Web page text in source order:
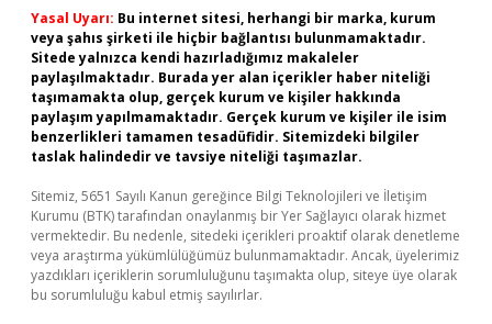
Yasal Uyarı: Bu internet sitesi, herhangi bir marka, kurum
veya şahıs şirketi ile hiçbir bağlantısı bulunmamaktadır.
Sitede yalnızca kendi hazırladığımız makaleler
paylaşılmaktadır. Burada yer alan içerikler haber niteliği
taşımamakta olup, gerçek kurum ve kişiler hakkında
paylaşım yapılmamaktadır. Gerçek kurum ve kişiler ile isim
benzerlikleri tamamen tesadüfidir. Sitemizdeki bilgiler
taslak halindedir ve tavsiye niteliği taşımazlar.
Sitemiz, 5651 Sayılı Kanun gereğince Bilgi Teknolojileri ve İletişim
Kurumu (BTK) tarafından onaylanmış bir Yer Sağlayıcı olarak hizmet
vermektedir. Bu nedenle, sitedeki içerikleri proaktif olarak denetleme
veya araştırma yükümlülüğümüz bulunmamaktadır. Ancak, üyelerimiz
yazdıkları içeriklerin sorumluluğunu taşımakta olup, siteye üye olarak
bu sorumluluğu kabul etmiş sayılırlar.